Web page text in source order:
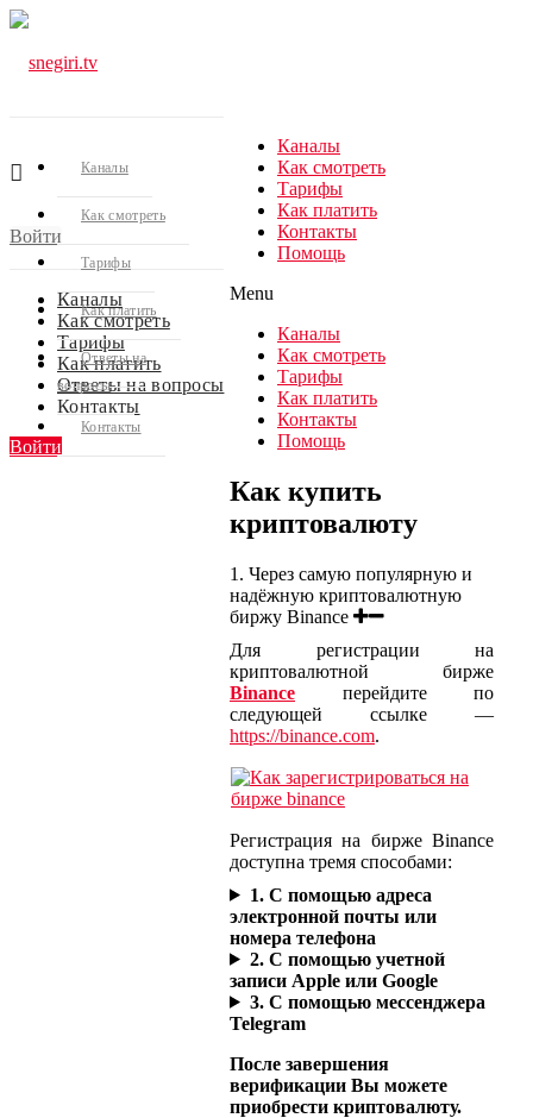
Войти
Каналы
Как смотреть
Тарифы
Как платить
Ответы на вопросы
Контакты
Войти
Каналы
Как смотреть
Тарифы
Как платить
Ответы на
вопросы
Контакты
Каналы
Как смотреть
Тарифы
Как платить
Контакты
Помощь
Menu
Каналы
Как смотреть
Тарифы
Как платить
Контакты
Помощь
Как купить
криптовалюту
1. Через самую популярную и
надёжную криптовалютную
биржу Binance
Для регистрации на
криптовалютной бирже
Binance перейдите по
следующей ссылке —
https://binance.com.
Регистрация на бирже Binance
доступна тремя способами:
1. С помощью адреса
электронной почты или
номера телефона
2. С помощью учетной
записи Apple или Google
3. С помощью мессенджера
Telegram
После завершения
верификации Вы можете
приобрести криптовалюту.